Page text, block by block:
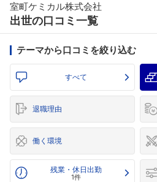
室町ケミカル株式会社
出世の口コミ一覧
テーマから口コミを絞り込む
すべて
退職理由
働く環境
残業・休日出勤
1件